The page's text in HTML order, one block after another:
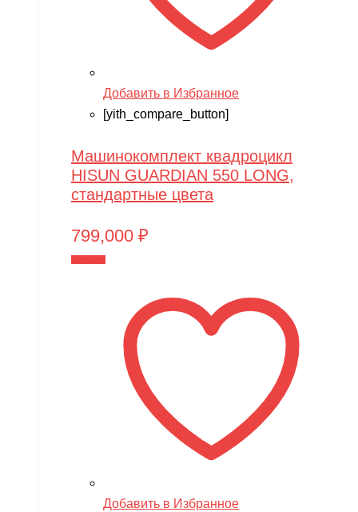
Добавить в Избранное
[yith_compare_button]
Машинокомплект квадроцикл
HISUN GUARDIAN 550 LONG,
стандартные цвета
799,000 ₽
Добавить в Избранное